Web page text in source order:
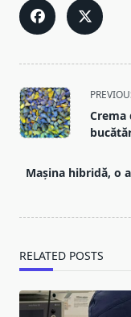
<span
class="nav-
subtitle
reader-
Mașina hibridă, o
RELATED POSTS